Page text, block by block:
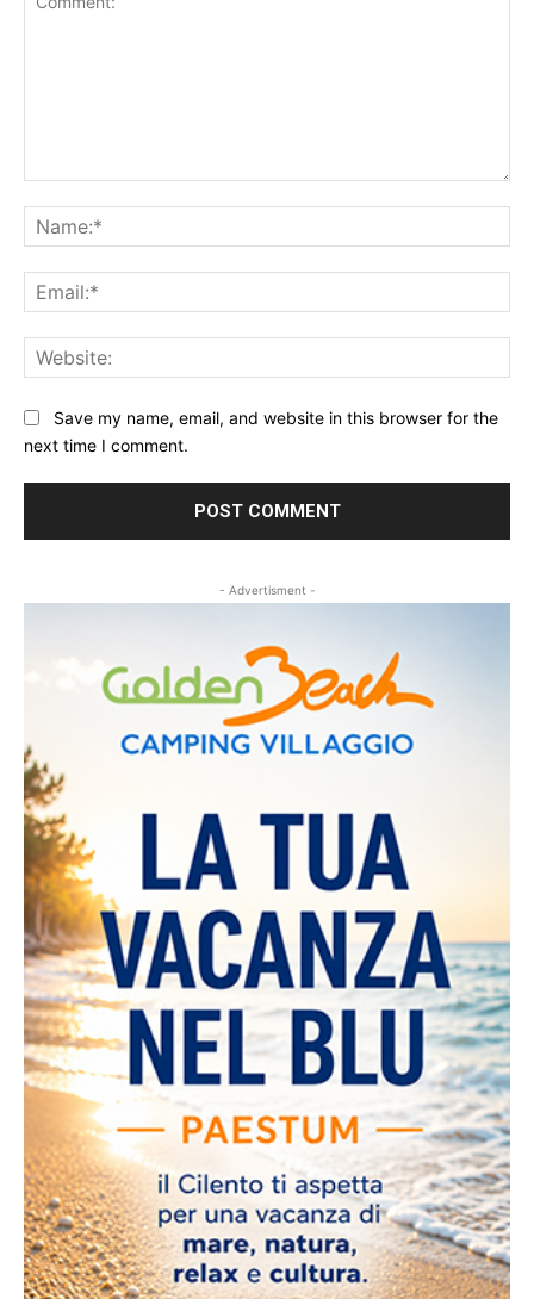
Save my name, email, and website in this browser for the
next time I comment.
- Advertisment -